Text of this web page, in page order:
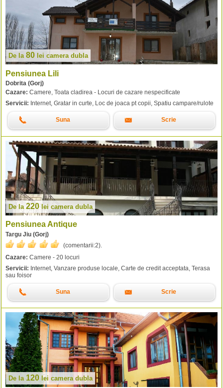
De la 80 lei camera dubla
Pensiunea Lili
Dobrita (Gorj)
Cazare: Camere, Toata cladirea - Locuri de cazare nespecificate
Servicii: Internet, Gratar in curte, Loc de joaca pt copii, Spatiu campare/rulote
Suna Scrie
De la 220lei camera dubla
Pensiunea Antique
Targu Jiu (Gorj)
(comentarii:2).
Cazare: Camere - 20 locuri
Servicii: Internet, Vanzare produse locale, Carte de credit acceptata, Terasa
sau foisor
Suna Scrie
De la 120 lei camera dubla